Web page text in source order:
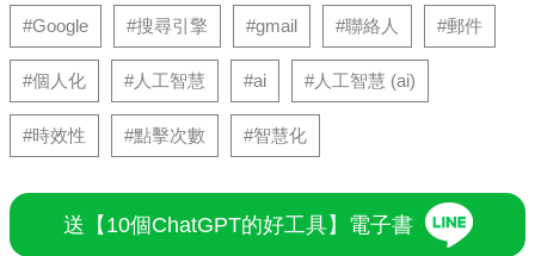
#Google #搜尋引擎 #gmail #聯絡人 #郵件
#個人化 #人工智慧 #ai #人工智慧 (ai)
#時效性 #點擊次數 #智慧化
送【10個ChatGPT的好工具】電子書